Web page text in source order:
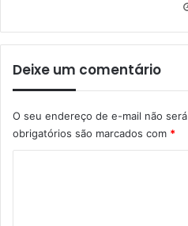
Deixe um comentário
O seu endereço de e-mail não
obrigatórios são marcados com *